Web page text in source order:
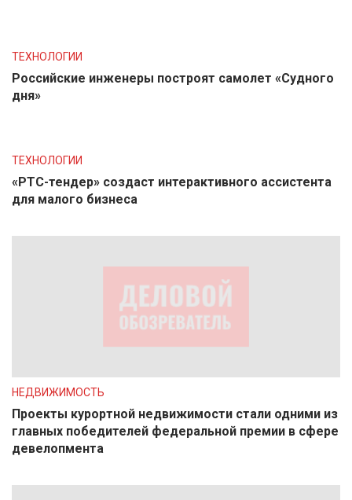
ТЕХНОЛОГИИ
Российские инженеры построят самолет «Судного
дня»
ТЕХНОЛОГИИ
«РТС-тендер» создаст интерактивного ассистента
для малого бизнеса
НЕДВИЖИМОСТЬ
Проекты курортной недвижимости стали одними из
главных победителей федеральной премии в сфере
девелопмента